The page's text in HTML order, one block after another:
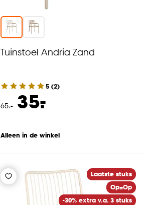
Tuinstoel Andria Zand
5 (2)
65.- 35.
-
Alleen in de winkel
Laatste stuks
Op=Op
-30% extra v.a. 3 stuks